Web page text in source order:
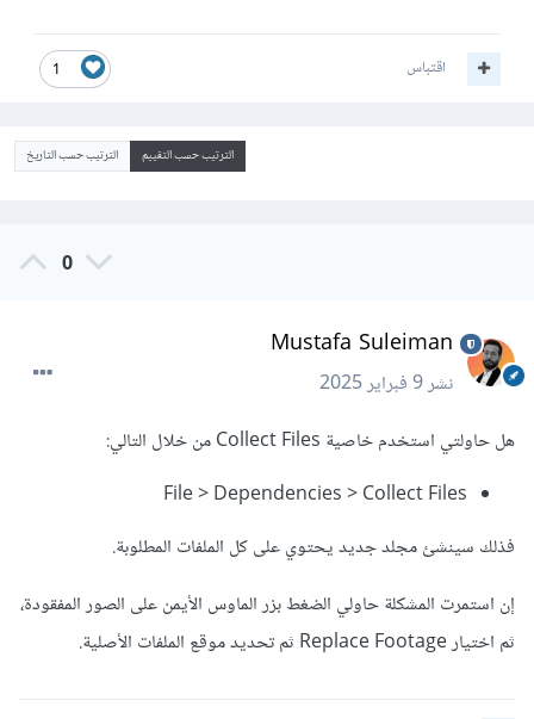
1 اقتباس
الترتيب حسب التقييم الترتيب حسب التاريخ
0
Mustafa Suleiman
نشر9 فبراير 2025
هل حاولتي استخدم خاصية Collect Files من خلال التالي:
File > Dependencies > Collect Files
فذلك سينشئ مجلد جديد يحتوي على كل الملفات المطلوبة.
إن استمرت المشكلة حاولي الضغط بزر الماوس الأيمن على الصور المفقودة،
ثم اختيار Replace Footage ثم تحديد موقع الملفات الأصلية.